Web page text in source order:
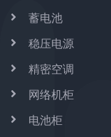
蓄电池
稳压电源
精密空调
网络机柜
电池柜